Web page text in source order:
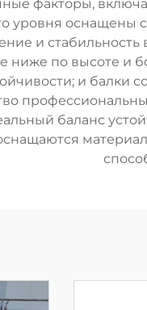
факторы,
уровня оснащены
и
ниже по высоте и
и
баланс